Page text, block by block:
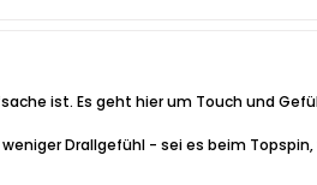
ist. Es geht hier um Touch und
Drallgefühl - sei es beim Topspin,